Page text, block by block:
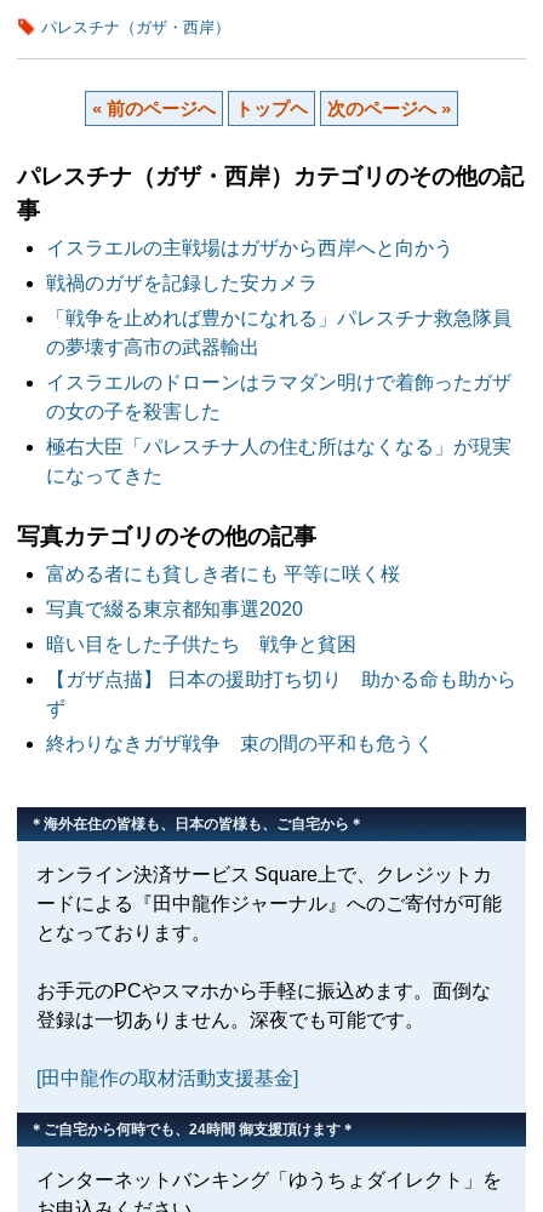
パレスチナ（ガザ・西岸）
« 前のページへ トップヘ 次のページへ »
パレスチナ（ガザ・西岸）カテゴリのその他の記
事
イスラエルの主戦場はガザから西岸へと向かう
戦禍のガザを記録した安カメラ
「戦争を止めれば豊かになれる」パレスチナ救急隊員
の夢壊す高市の武器輸出
イスラエルのドローンはラマダン明けで着飾ったガザ
の女の子を殺害した
極右大臣「パレスチナ人の住む所はなくなる」が現実
になってきた
写真カテゴリのその他の記事
富める者にも貧しき者にも 平等に咲く桜
写真で綴る東京都知事選2020
暗い目をした子供たち 戦争と貧困
【ガザ点描】 日本の援助打ち切り 助かる命も助から
ず
終わりなきガザ戦争 束の間の平和も危うく
＊海外在住の皆様も、日本の皆様も、ご自宅から＊
オンライン決済サービス Square上で、クレジットカ
ードによる『田中龍作ジャーナル』へのご寄付が可能
となっております。
お手元のPCやスマホから手軽に振込めます。面倒な
登録は一切ありません。深夜でも可能です。
[田中龍作の取材活動支援基金]
＊ご自宅から何時でも、24時間 御支援頂けます＊
インターネットバンキング「ゆうちょダイレクト」を